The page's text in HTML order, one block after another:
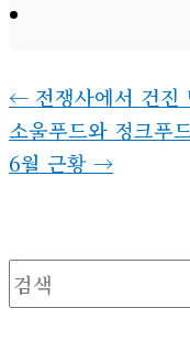
← 전쟁사에서 건진
소울푸드와 정크푸
6월 근황 →
검색